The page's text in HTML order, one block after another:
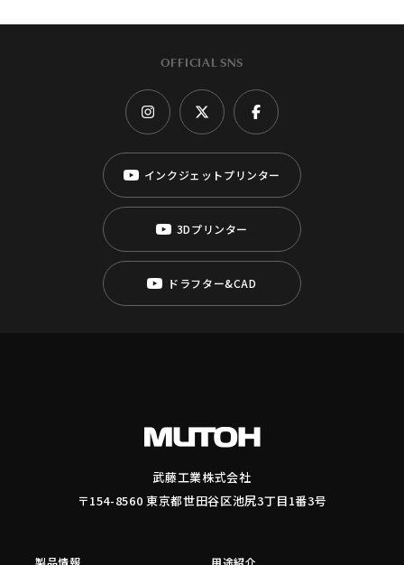
OFFICIAL SNS
インクジェットプリンター
3Dプリンター
ドラフター&CAD
武藤工業株式会社
〒154-8560 東京都世田谷区池尻3丁目1番3号